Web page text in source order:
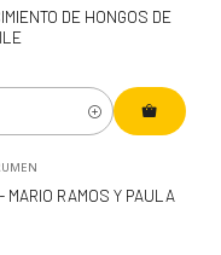
DE HONGOS DE
RAMOS Y PAULA